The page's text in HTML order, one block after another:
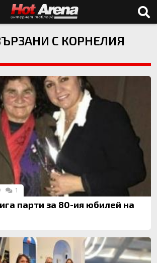
С КОРНЕЛИЯ
парти за 80-ия юбилей на
1